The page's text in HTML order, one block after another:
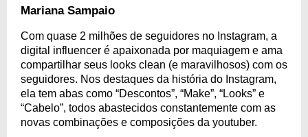
Mariana Sampaio
Com quase 2 milhões de seguidores no Instagram, a
digital influencer é apaixonada por maquiagem e ama
compartilhar seus looks clean (e maravilhosos) com os
seguidores. Nos destaques da história do Instagram,
ela tem abas como “Descontos”, “Make”, “Looks” e
“Cabelo”, todos abastecidos constantemente com as
novas combinações e composições da youtuber.